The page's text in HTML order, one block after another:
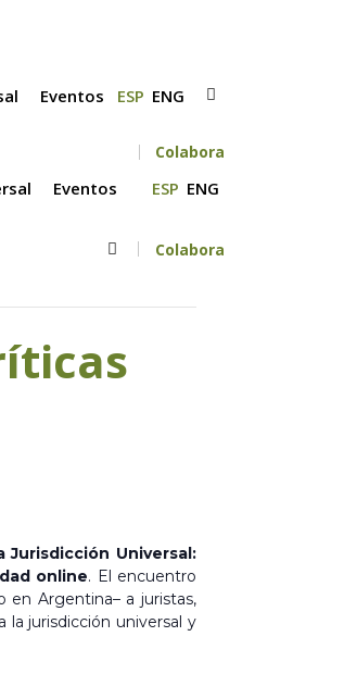
Eventos ESP ENG
Colabora
Eventos ESP ENG
Colabora
Jurisdicción Universal:
online. El encuentro
en Argentina– a juristas,
la jurisdicción universal y